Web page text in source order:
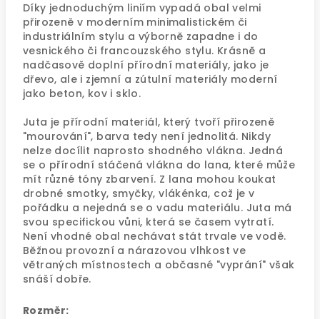
Díky jednoduchým liniím vypadá obal velmi
přirozeně v moderním minimalistickém či
industriálním stylu a výborně zapadne i do
vesnického či francouzského stylu. Krásně a
nadčasově doplní přírodní materiály, jako je
dřevo, ale i zjemní a zútulní materiály moderní
jako beton, kov i sklo.
Juta je přírodní materiál, který tvoří přirozeně
"mourování", barva tedy není jednolitá. Nikdy
nelze docílit naprosto shodného vlákna. Jedná
se o přírodní stáčená vlákna do lana, které může
mít různé tóny zbarvení. Z lana mohou koukat
drobné smotky, smyčky, vlákénka, což je v
pořádku a nejedná se o vadu materiálu. Juta má
svou specifickou vůni, která se časem vytratí.
Není vhodné obal nechávat stát trvale ve vodě.
Běžnou provozní a nárazovou vlhkost ve
větraných místnostech a občasné "vyprání" však
snáší dobře.
Rozměr: